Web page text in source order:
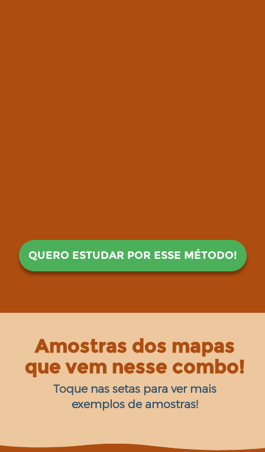
QUERO ESTUDAR POR ESSE MÉTODO!
Amostras dos mapas
que vem nesse combo!
Toque nas setas para ver mais
exemplos de amostras!